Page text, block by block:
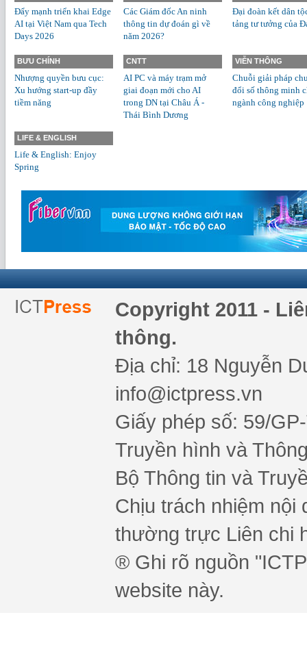
Đẩy mạnh triển khai Edge
AI tại Việt Nam qua Tech
Days 2026
Các Giám đốc An ninh
thông tin dự đoán gì về
năm 2026?
Đại đoàn kết dân
tảng tư tưởng của
BƯU CHÍNH
Nhượng quyền bưu cục:
Xu hướng start-up đầy
tiềm năng
CNTT
AI PC và máy trạm mở
giai đoạn mới cho AI
trong DN tại Châu Á -
Thái Bình Dương
VIỄN THÔNG
Chuỗi giải pháp
đổi số thông minh
ngành công nghiệp
LIFE & ENGLISH
Life & English: Enjoy
Spring
Copyright 2011 -
thông.
Địa chỉ: 18 Nguyễn
info@ictpress.vn
Giấy phép số: 59/
Truyền hình và
Bộ Thông tin và
Chịu trách nhiệm nội
thường trực Liên chi
® Ghi rõ nguồn
website này.